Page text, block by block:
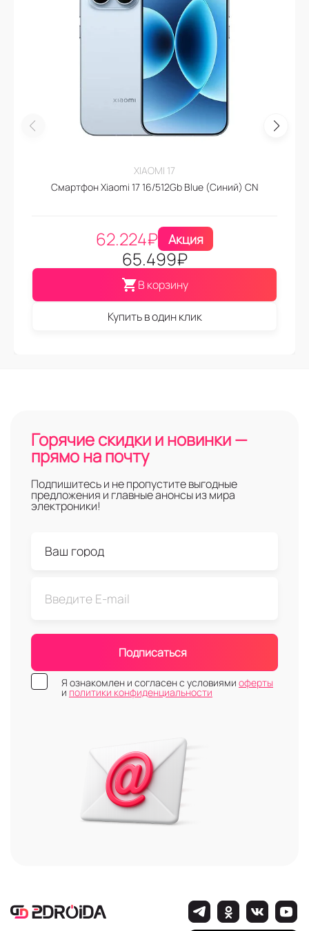
XIAOMI 17
Смартфон Xiaomi 17 16/512Gb Blue (Синий) CN
62.224₽ Акция
65.499₽
В корзину
Купить в один клик
Горячие скидки и новинки —
прямо на почту
Подпишитесь и не пропустите выгодные
предложения и главные анонсы из мира
электроники!
Подписаться
Я ознакомлен и согласен с условиями оферты
и политики конфиденциальности